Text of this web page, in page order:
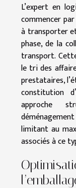
L’expert en
commencer
à transporter
phase, de la
transport.
le tri des
prestataires,
constitution
approche
limitant au
associés à ce